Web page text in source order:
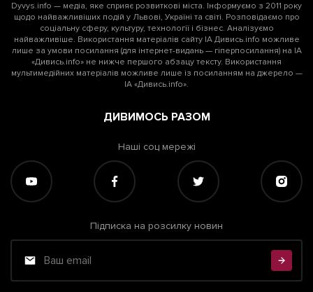
Dyvys.info — медіа, яке сприяє розвиткові міста. Інформуємо з 2011 року
щодо найважливіших подій у Львові, Україні та світі. Розповідаємо про
соціальну сферу, культуру, технології і бізнес. Аналізуємо
найважливіше. Використання матеріалів сайту ІА Дивись.info можливе
лише за умови посилання (для інтернет-видань — гіперпосилання) на ІА
«Дивись.info» не нижче першого абзацу тексту. Використання
мультимедійних матеріалів можливе лише із посиланням на джерело —
ІА «Дивись.info».
ДИВИМОСЬ РАЗОМ
Наші соц мережі
Підписка на розсилку новин